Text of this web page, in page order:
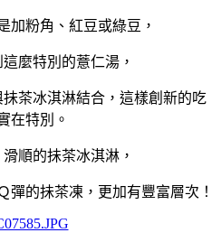
加粉角、紅豆或綠豆，
麼特別的薏仁湯，
茶冰淇淋結合，這樣創新的吃
在特別。
順的抺茶冰淇淋，
彈的抺茶凍，更加有豐富層次！